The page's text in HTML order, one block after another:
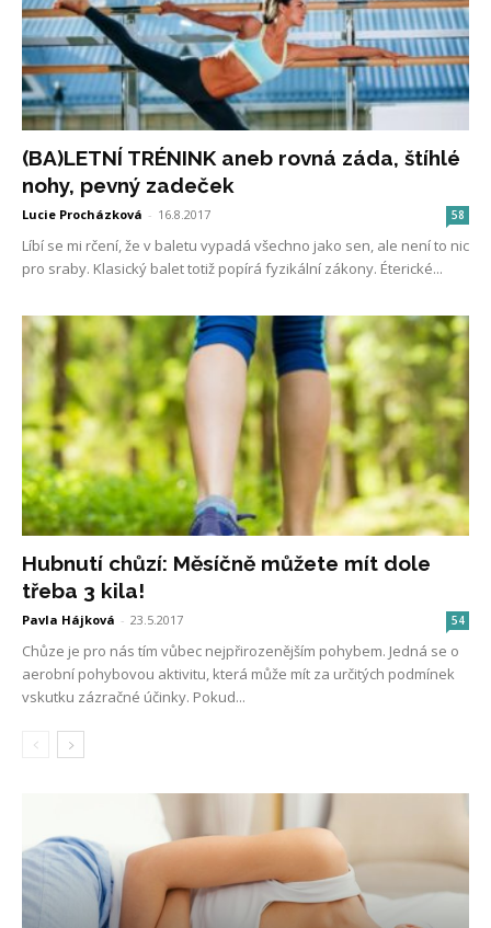
(BA)LETNÍ TRÉNINK aneb rovná záda, štíhlé
nohy, pevný zadeček
Lucie Procházková - 16.8.2017 58
Líbí se mi rčení, že v baletu vypadá všechno jako sen, ale není to nic
pro sraby. Klasický balet totiž popírá fyzikální zákony. Éterické...
Hubnutí chůzí: Měsíčně můžete mít dole
třeba 3 kila!
Pavla Hájková - 23.5.2017 54
Chůze je pro nás tím vůbec nejpřirozenějším pohybem. Jedná se o
aerobní pohybovou aktivitu, která může mít za určitých podmínek
vskutku zázračné účinky. Pokud...